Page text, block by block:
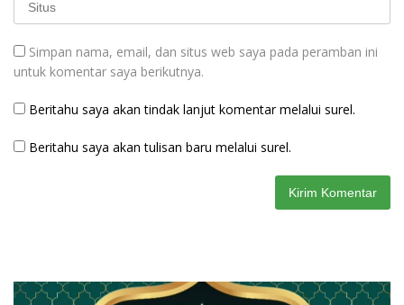
Simpan nama, email, dan situs web saya pada peramban ini
untuk komentar saya berikutnya.
Beritahu saya akan tindak lanjut komentar melalui surel.
Beritahu saya akan tulisan baru melalui surel.